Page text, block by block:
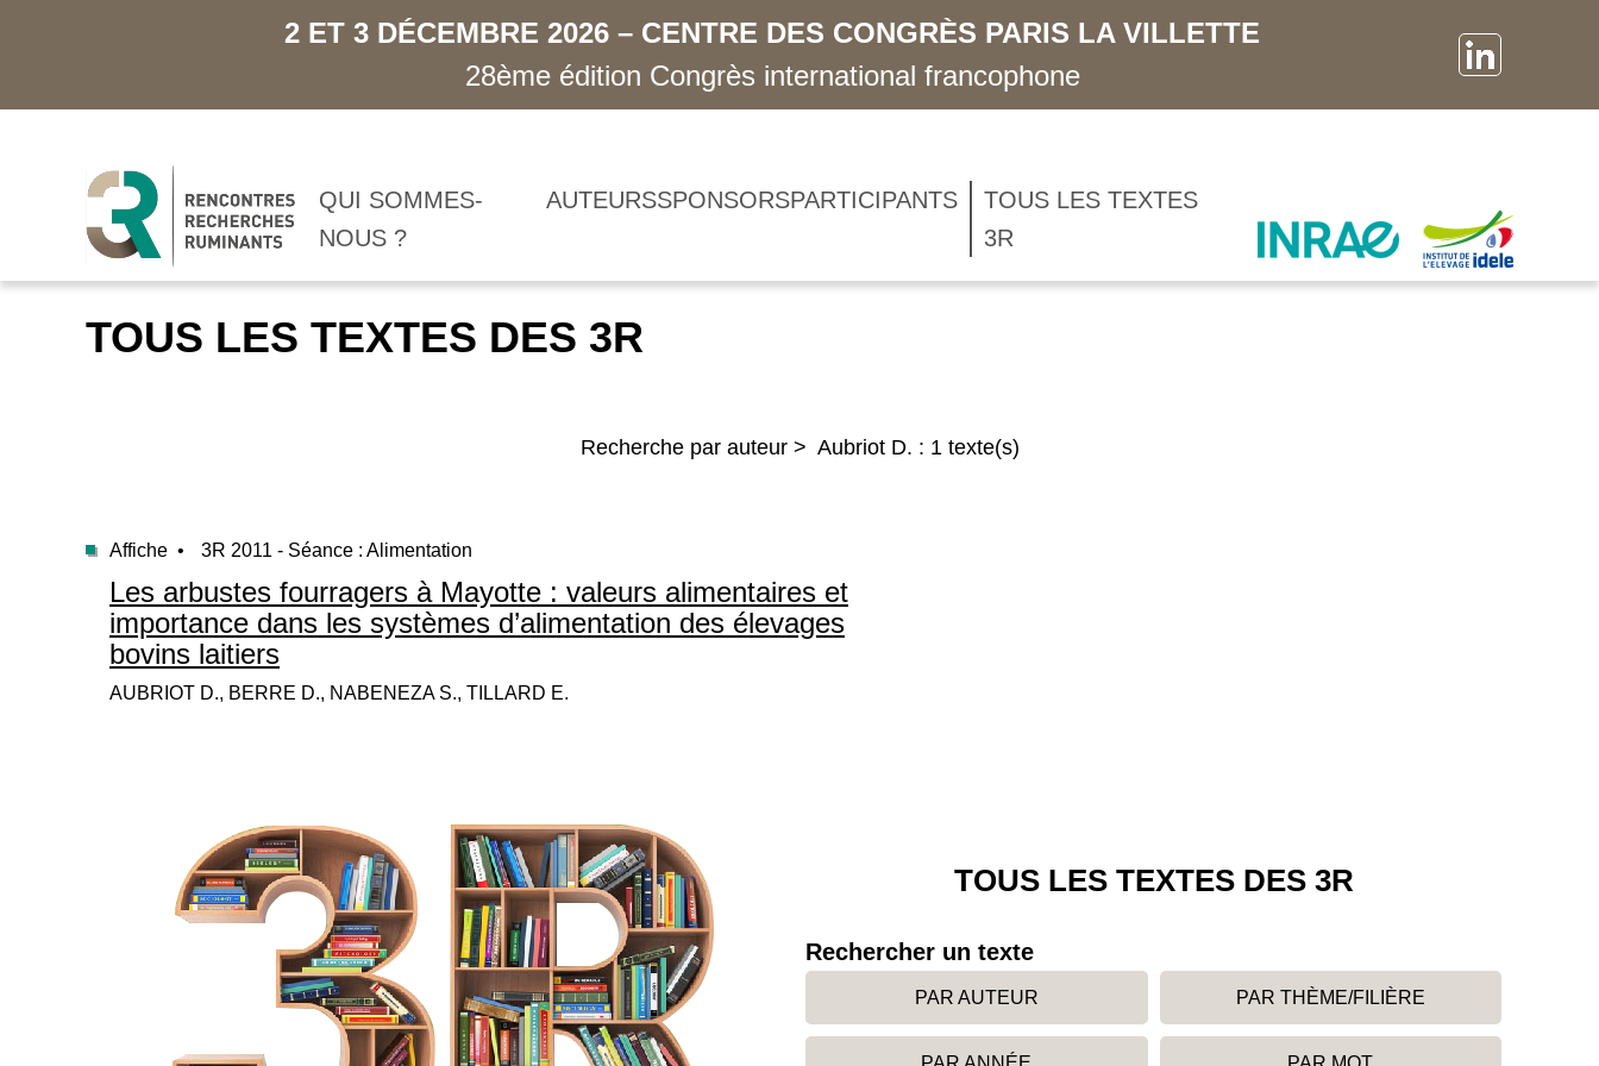
2 ET 3 DÉCEMBRE 2026 – CENTRE DES CONGRÈS PARIS LA VILLETTE
28ème édition Congrès international francophone
QUI SOMMES-
NOUS ?
AUTEURSSPONSORSPARTICIPANTS
TOUS LES TEXTES
3R
TOUS LES TEXTES DES 3R
Recherche par auteur > Aubriot D. : 1 texte(s)
Affiche • 3R 2011 - Séance : Alimentation
Les arbustes fourragers à Mayotte : valeurs alimentaires et
importance dans les systèmes d’alimentation des élevages
bovins laitiers
AUBRIOT D., BERRE D., NABENEZA S., TILLARD E.
TOUS LES TEXTES DES 3R
Rechercher un texte
PAR AUTEUR PAR THÈME/FILIÈRE